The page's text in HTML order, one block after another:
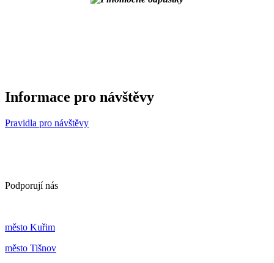
Informace pro návštěvy
Pravidla pro návštěvy
Podporují nás
město Kuřim
město Tišnov